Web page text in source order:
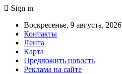
Sign in
Воскресенье, 9 августа, 2026
Контакты
Лента
Карта
Предложить новость
Реклама на сайте